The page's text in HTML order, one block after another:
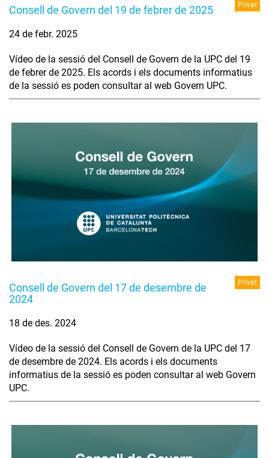
Consell de Govern del 19 de febrer de 2025 Privat
24 de febr. 2025
Vídeo de la sessió del Consell de Govern de la UPC del 19
de febrer de 2025. Els acords i els documents informatius
de la sessió es poden consultar al web Govern UPC.
Consell de Govern del 17 de desembre de
2024
Privat
18 de des. 2024
Vídeo de la sessió del Consell de Govern de la UPC del 17
de desembre de 2024. Els acords i els documents
informatius de la sessió es poden consultar al web Govern
UPC.